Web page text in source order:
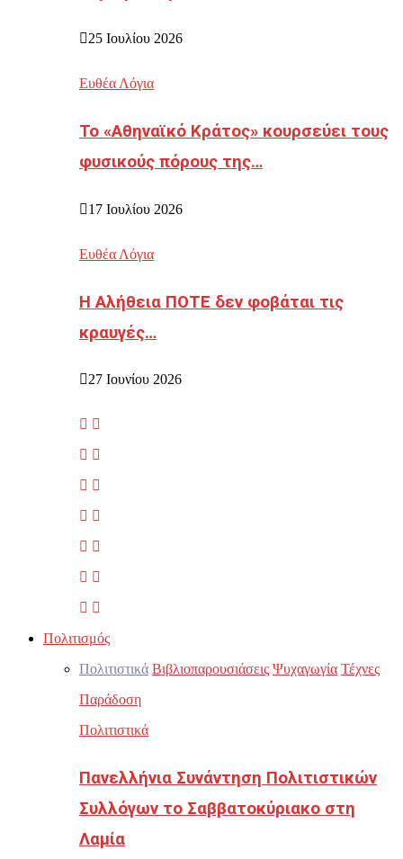
25 Ιουλίου 2026
Ευθέα Λόγια
Το «Αθηναϊκό Κράτος» κουρσεύει τους
φυσικούς πόρους της…
17 Ιουλίου 2026
Ευθέα Λόγια
Η Αλήθεια ΠΟΤΕ δεν φοβάται τις
κραυγές…
27 Ιουνίου 2026
Πολιτισμός
Πολιτιστικά Βιβλιοπαρουσιάσεις Ψυχαγωγία Τέχνες
Παράδοση
Πολιτιστικά
Πανελλήνια Συνάντηση Πολιτιστικών
Συλλόγων το Σαββατοκύριακο στη
Λαμία